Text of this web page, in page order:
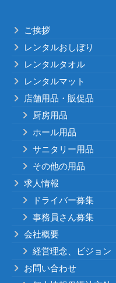
ご挨拶
レンタルおしぼり
レンタルタオル
レンタルマット
店舗用品・販促品
厨房用品
ホール用品
サニタリー用品
その他の用品
求人情報
ドライバー募集
事務員さん募集
会社概要
経営理念、ビジョン
お問い合わせ